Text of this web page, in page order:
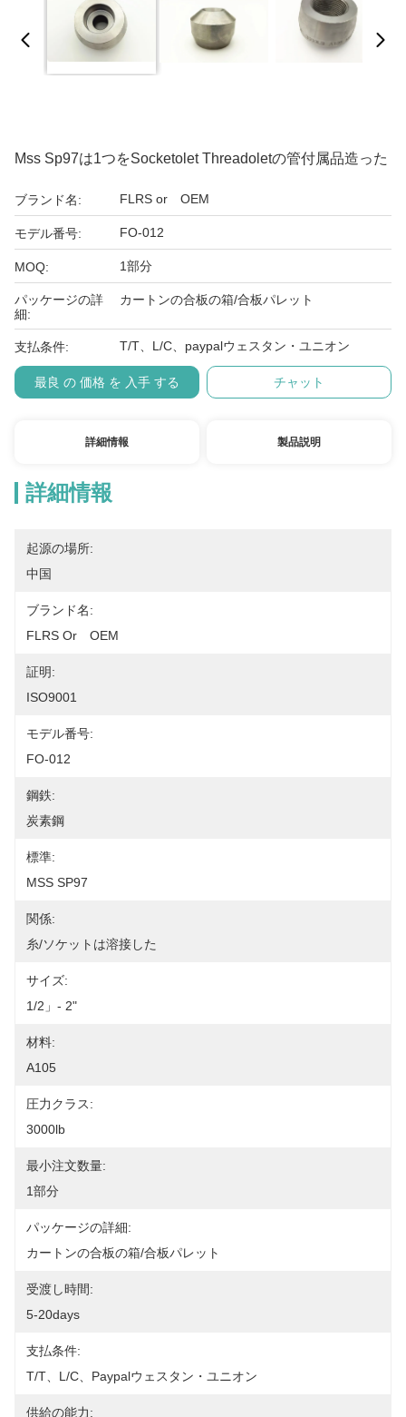
Mss Sp97は1つをSocketolet Threadoletの管付属品造った
ブランド名: FLRS or OEM
モデル番号: FO-012
MOQ: 1部分
パッケージの詳
細:
カートンの合板の箱/合板パレット
支払条件: T/T、L/C、paypalウェスタン・ユニオン
最良 の 価格 を 入手 する チャット
詳細情報 製品説明
詳細情報
起源の場所:
中国
ブランド名:
FLRS Or　OEM
証明:
ISO9001
モデル番号:
FO-012
鋼鉄:
炭素鋼
標準:
MSS SP97
関係:
糸/ソケットは溶接した
サイズ:
1/2」- 2"
材料:
A105
圧力クラス:
3000lb
最小注文数量:
1部分
パッケージの詳細:
カートンの合板の箱/合板パレット
受渡し時間:
5-20days
支払条件:
T/T、L/C、paypalウェスタン・ユニオン
供給の能力: